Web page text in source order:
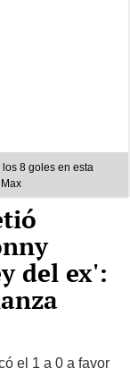
8 goles en esta
del ex':
el 1 a 0 a favor